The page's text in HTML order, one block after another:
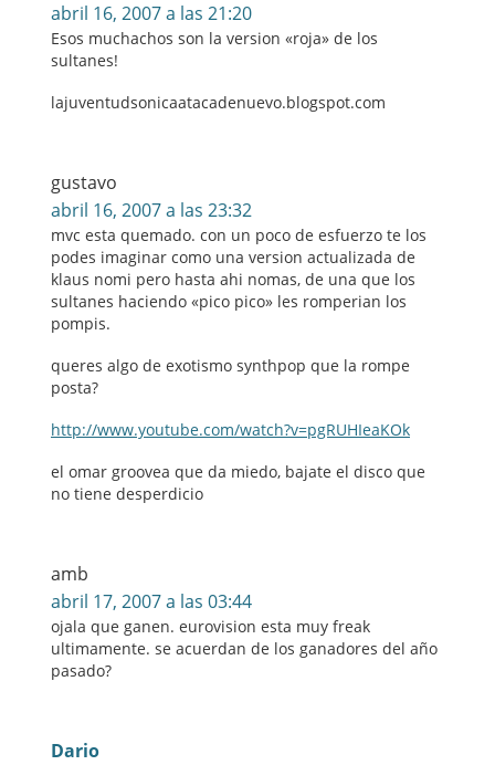
abril 16, 2007 a las 21:20
Esos muchachos son la version «roja» de los
sultanes!
lajuventudsonicaatacadenuevo.blogspot.com
gustavo
abril 16, 2007 a las 23:32
mvc esta quemado. con un poco de esfuerzo te los
podes imaginar como una version actualizada de
klaus nomi pero hasta ahi nomas, de una que los
sultanes haciendo «pico pico» les romperian los
pompis.
queres algo de exotismo synthpop que la rompe
posta?
http://www.youtube.com/watch?v=pgRUHIeaKOk
el omar groovea que da miedo, bajate el disco que
no tiene desperdicio
amb
abril 17, 2007 a las 03:44
ojala que ganen. eurovision esta muy freak
ultimamente. se acuerdan de los ganadores del año
pasado?
Dario